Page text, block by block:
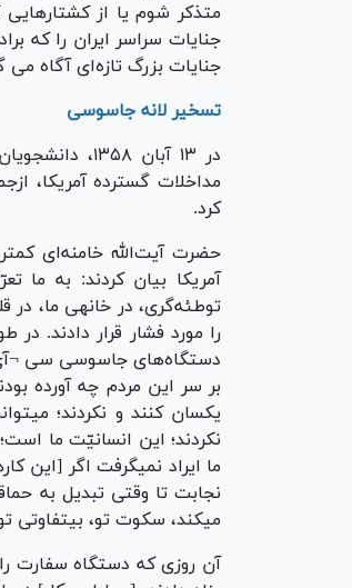
متذکر شوم یا از
جنایات سراسر ایران را که
جنایات بزرگ تازه‏‌ای آگاه می‏
تسخیر لانه جاسوسی
در ۱۳ آبان
مداخلات گسترده آمریکا،
کرد.
حضرت آیت‌الله خامنه‌ای
آمریکا بیان کردند: به ما
توطئه‌گری، در خانهی ما، در
را مورد فشار قرار دادند.
دستگاه‌های جاسوسی سی ¬آی
بر سر این مردم چه آورده
یکسان کنند و نکردند؛
نکردند؛ این انسانیّت ما
ما ایراد نمیگرفت اگر [این
نجابت تا وقتی تبدیل به
میکند، سکوت تو،
آن روزی که دستگاه سفارت